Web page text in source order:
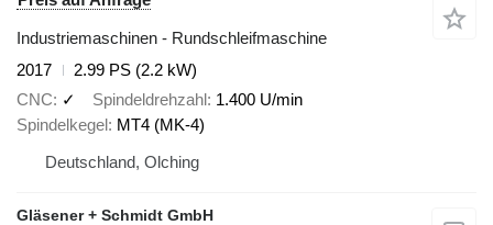
Industriemaschinen - Rundschleifmaschine
2017
2.99 PS (2.2 kW)
CNC
✓ Spindeldrehzahl 1.400 U/min
Spindelkegel MT4 (MK-4)
Deutschland, Olching
Gläsener + Schmidt GmbH